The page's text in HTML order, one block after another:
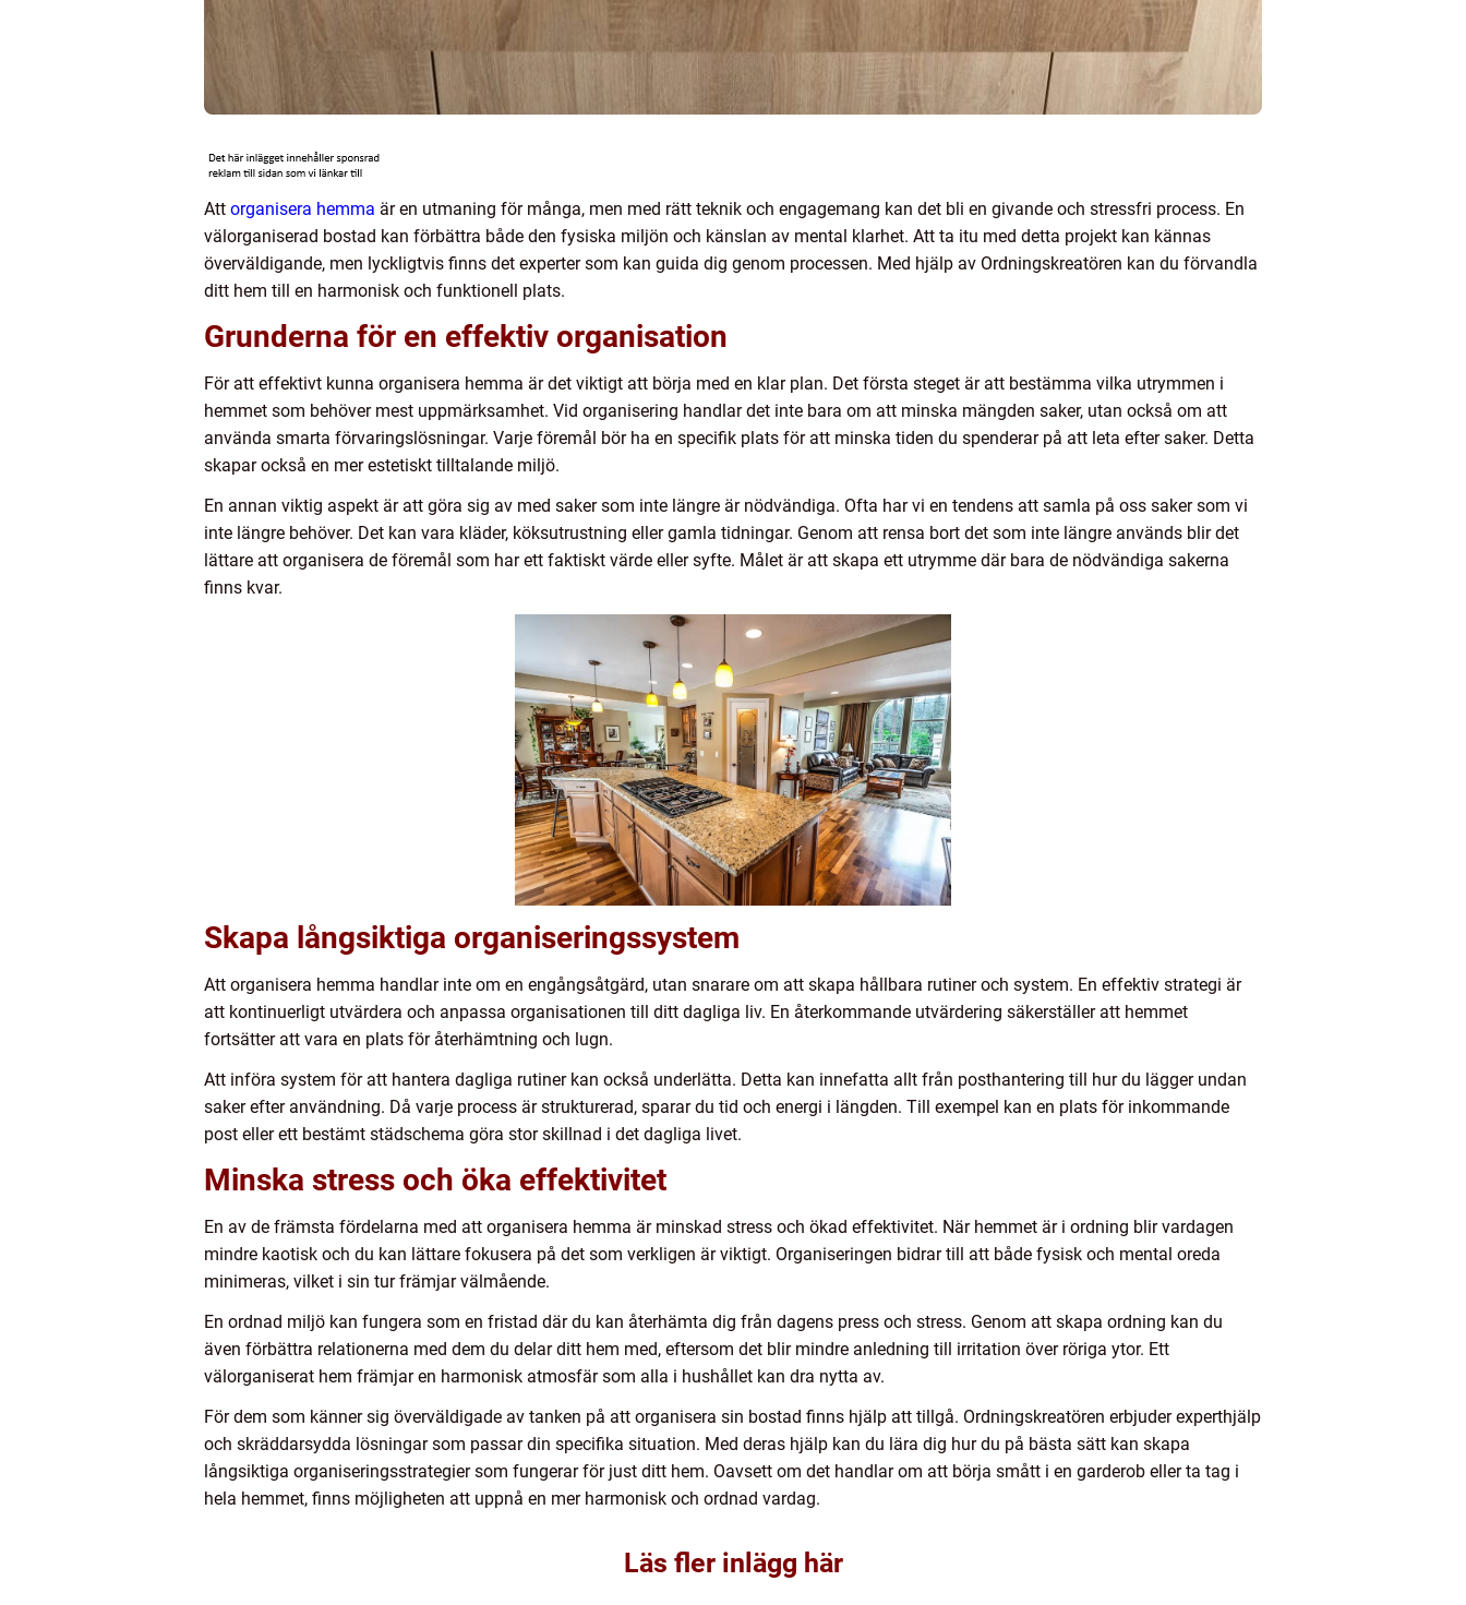
Att organisera hemma är en utmaning för många, men med rätt teknik och engagemang kan det bli en givande och stressfri process. En
välorganiserad bostad kan förbättra både den fysiska miljön och känslan av mental klarhet. Att ta itu med detta projekt kan kännas
överväldigande, men lyckligtvis finns det experter som kan guida dig genom processen. Med hjälp av Ordningskreatören kan du förvandla
ditt hem till en harmonisk och funktionell plats.
Grunderna för en effektiv organisation
För att effektivt kunna organisera hemma är det viktigt att börja med en klar plan. Det första steget är att bestämma vilka utrymmen i
hemmet som behöver mest uppmärksamhet. Vid organisering handlar det inte bara om att minska mängden saker, utan också om att
använda smarta förvaringslösningar. Varje föremål bör ha en specifik plats för att minska tiden du spenderar på att leta efter saker. Detta
skapar också en mer estetiskt tilltalande miljö.
En annan viktig aspekt är att göra sig av med saker som inte längre är nödvändiga. Ofta har vi en tendens att samla på oss saker som vi
inte längre behöver. Det kan vara kläder, köksutrustning eller gamla tidningar. Genom att rensa bort det som inte längre används blir det
lättare att organisera de föremål som har ett faktiskt värde eller syfte. Målet är att skapa ett utrymme där bara de nödvändiga sakerna
finns kvar.
Skapa långsiktiga organiseringssystem
Att organisera hemma handlar inte om en engångsåtgärd, utan snarare om att skapa hållbara rutiner och system. En effektiv strategi är
att kontinuerligt utvärdera och anpassa organisationen till ditt dagliga liv. En återkommande utvärdering säkerställer att hemmet
fortsätter att vara en plats för återhämtning och lugn.
Att införa system för att hantera dagliga rutiner kan också underlätta. Detta kan innefatta allt från posthantering till hur du lägger undan
saker efter användning. Då varje process är strukturerad, sparar du tid och energi i längden. Till exempel kan en plats för inkommande
post eller ett bestämt städschema göra stor skillnad i det dagliga livet.
Minska stress och öka effektivitet
En av de främsta fördelarna med att organisera hemma är minskad stress och ökad effektivitet. När hemmet är i ordning blir vardagen
mindre kaotisk och du kan lättare fokusera på det som verkligen är viktigt. Organiseringen bidrar till att både fysisk och mental oreda
minimeras, vilket i sin tur främjar välmående.
En ordnad miljö kan fungera som en fristad där du kan återhämta dig från dagens press och stress. Genom att skapa ordning kan du
även förbättra relationerna med dem du delar ditt hem med, eftersom det blir mindre anledning till irritation över röriga ytor. Ett
välorganiserat hem främjar en harmonisk atmosfär som alla i hushållet kan dra nytta av.
För dem som känner sig överväldigade av tanken på att organisera sin bostad finns hjälp att tillgå. Ordningskreatören erbjuder experthjälp
och skräddarsydda lösningar som passar din specifika situation. Med deras hjälp kan du lära dig hur du på bästa sätt kan skapa
långsiktiga organiseringsstrategier som fungerar för just ditt hem. Oavsett om det handlar om att börja smått i en garderob eller ta tag i
hela hemmet, finns möjligheten att uppnå en mer harmonisk och ordnad vardag.
Läs fler inlägg här